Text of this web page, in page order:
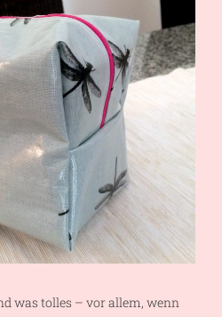
was tolles – vor allem, wenn